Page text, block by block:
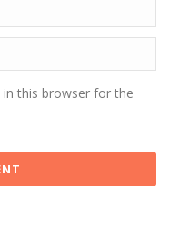
in this browser for the